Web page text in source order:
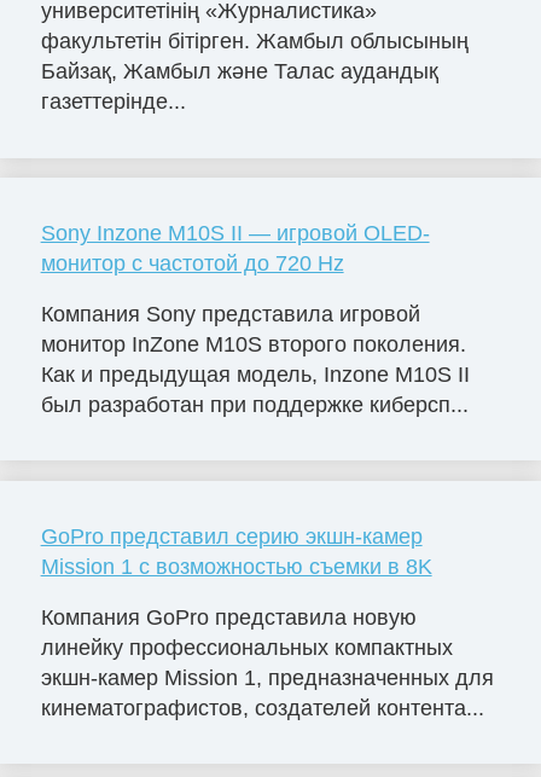
университетінің «Журналистика»
факультетін бітірген. Жамбыл облысының
Байзақ, Жамбыл және Талас аудандық
газеттерінде...
Sony Inzone M10S II — игровой OLED-
монитор с частотой до 720 Hz
Компания Sony представила игровой
монитор InZone M10S второго поколения.
Как и предыдущая модель, Inzone M10S II
был разработан при поддержке киберсп...
GoPro представил серию экшн-камер
Mission 1 с возможностью съемки в 8K
Компания GoPro представила новую
линейку профессиональных компактных
экшн-камер Mission 1, предназначенных для
кинематографистов, создателей контента...